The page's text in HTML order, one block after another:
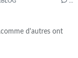
d'autres ont